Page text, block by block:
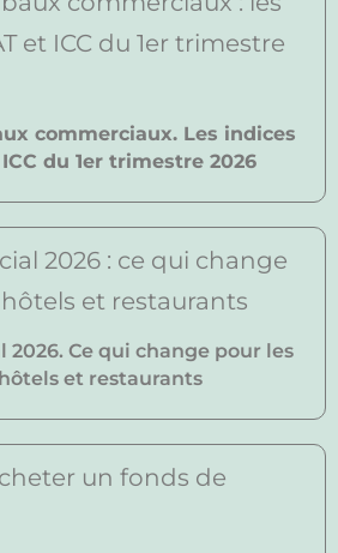
commerciaux. Les indices
ICC du 1er trimestre 2026
Ce qui change pour les
et restaurants